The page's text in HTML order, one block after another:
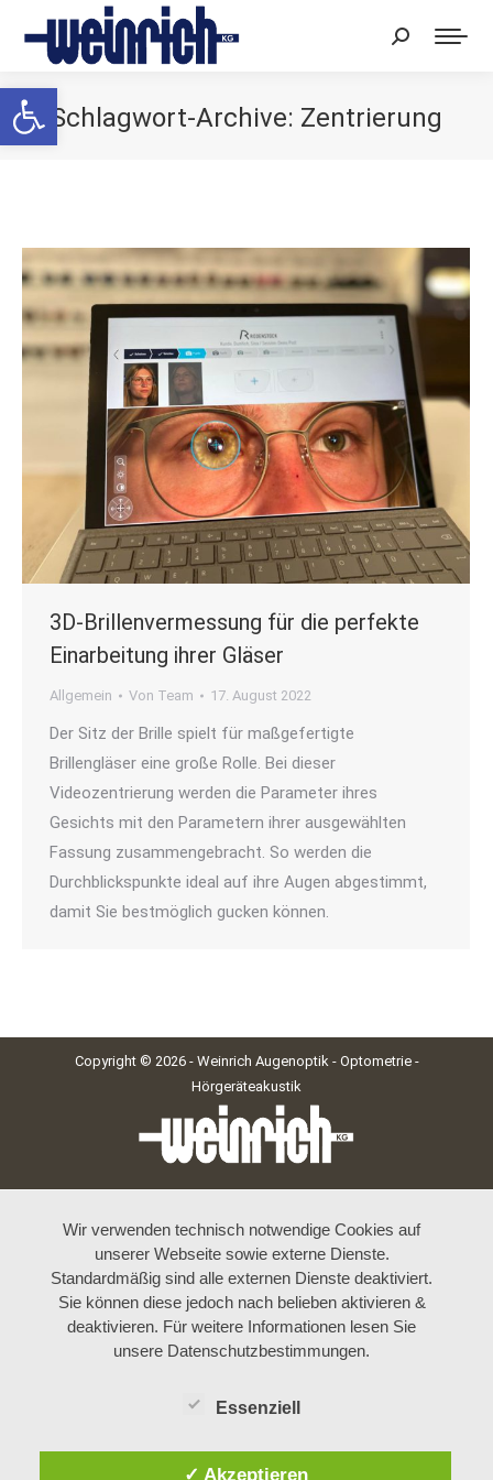
Werkzeugleiste öffnen
Search:
Schlagwort-Archive: Zentrierung
3D-Brillenvermessung für die perfekte
Einarbeitung ihrer Gläser
Allgemein Von Team 17. August 2022
Der Sitz der Brille spielt für maßgefertigte
Brillengläser eine große Rolle. Bei dieser
Videozentrierung werden die Parameter ihres
Gesichts mit den Parametern ihrer ausgewählten
Fassung zusammengebracht. So werden die
Durchblickspunkte ideal auf ihre Augen abgestimmt,
damit Sie bestmöglich gucken können.
Copyright © 2026 - Weinrich Augenoptik - Optometrie -
Hörgeräteakustik
Wir verwenden technisch notwendige Cookies auf
unserer Webseite sowie externe Dienste.
Standardmäßig sind alle externen Dienste deaktiviert.
Sie können diese jedoch nach belieben aktivieren &
deaktivieren. Für weitere Informationen lesen Sie
unsere Datenschutzbestimmungen.
Essenziell
✓ Akzeptieren